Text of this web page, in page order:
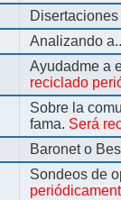
Analizando
Ayudadme a
reciclado
Sobre la
fama. Será
Baronet o
Sondeos de